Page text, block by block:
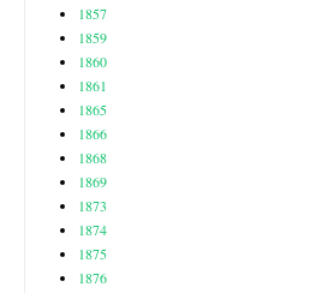
1857
1859
1860
1861
1865
1866
1868
1869
1873
1874
1875
1876